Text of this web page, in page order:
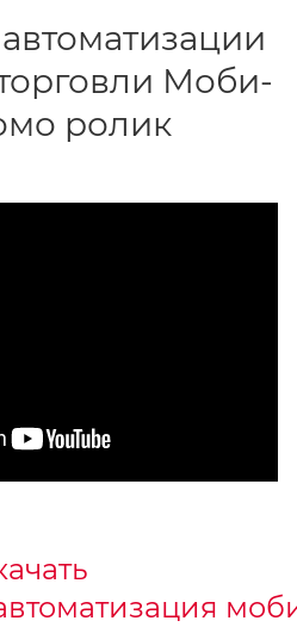
Моби-
ролик